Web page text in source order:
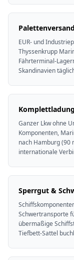
Palettenversand
EUR- und
Thyssenkrupp
Fährterminal-
Skandinavien
Ganzer Lkw ohne
Komponenten,
nach Hamburg (90
internationale
Sperrgut &
Schwertransporte
übermaßige
Tiefbett-Sattel